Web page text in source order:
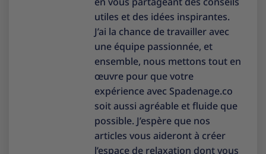
utiles et des idées inspirantes.
J’ai la chance de travailler avec
une équipe passionnée, et
ensemble, nous mettons tout en
œuvre pour que votre
expérience avec Spadenage.co
soit aussi agréable et fluide que
possible. J’espère que nos
articles vous aideront à créer
l’espace de relaxation dont vous